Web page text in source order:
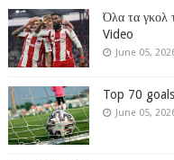
Όλα τα γκολ
Video
June 05,
Top 70
June 05,